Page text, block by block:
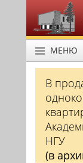
МЕНЮ
В
НГУ
(в